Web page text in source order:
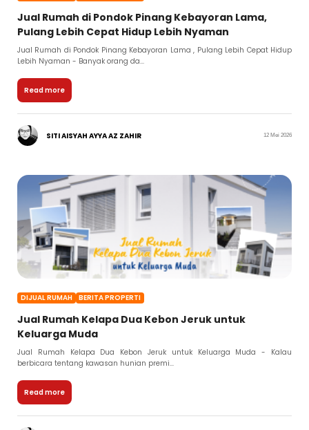
Jual Rumah di Pondok Pinang Kebayoran Lama,
Pulang Lebih Cepat Hidup Lebih Nyaman
Jual Rumah di Pondok Pinang Kebayoran Lama , Pulang Lebih Cepat Hidup
Lebih Nyaman - Banyak orang da...
Read more
SITI AISYAH AYYA AZ ZAHIR 12 Mei 2026
DIJUAL RUMAH BERITA PROPERTI
Jual Rumah Kelapa Dua Kebon Jeruk untuk
Keluarga Muda
Jual Rumah Kelapa Dua Kebon Jeruk untuk Keluarga Muda - Kalau
berbicara tentang kawasan hunian premi...
Read more